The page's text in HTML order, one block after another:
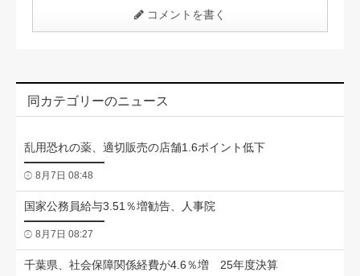
コメントを書く
同カテゴリーのニュース
乱用恐れの薬、適切販売の店舗1.6ポイント低下
8月7日 08:48
国家公務員給与3.51％増勧告、人事院
8月7日 08:27
千葉県、社会保障関係経費が4.6％増 25年度決算